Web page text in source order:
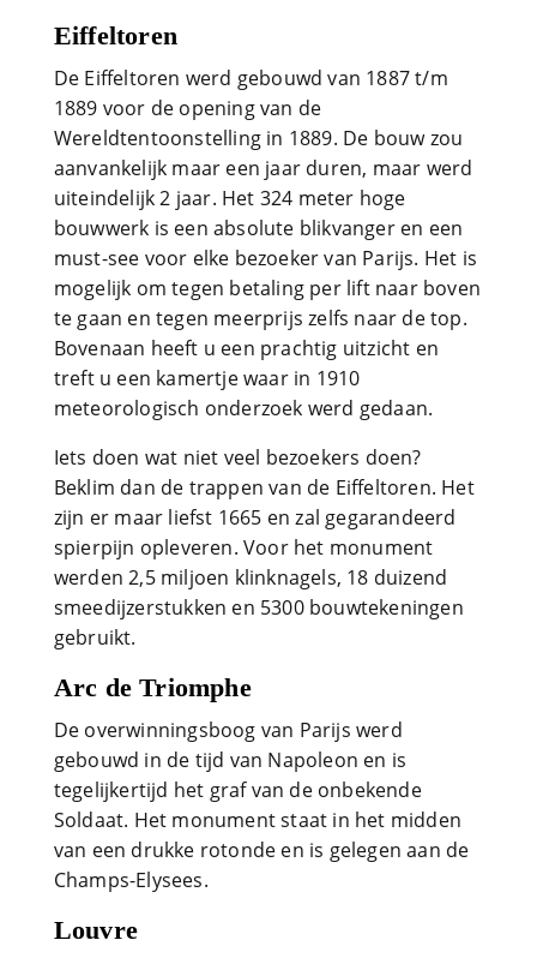
Eiffeltoren
De Eiffeltoren werd gebouwd van 1887 t/m
1889 voor de opening van de
Wereldtentoonstelling in 1889. De bouw zou
aanvankelijk maar een jaar duren, maar werd
uiteindelijk 2 jaar. Het 324 meter hoge
bouwwerk is een absolute blikvanger en een
must-see voor elke bezoeker van Parijs. Het is
mogelijk om tegen betaling per lift naar boven
te gaan en tegen meerprijs zelfs naar de top.
Bovenaan heeft u een prachtig uitzicht en
treft u een kamertje waar in 1910
meteorologisch onderzoek werd gedaan.
Iets doen wat niet veel bezoekers doen?
Beklim dan de trappen van de Eiffeltoren. Het
zijn er maar liefst 1665 en zal gegarandeerd
spierpijn opleveren. Voor het monument
werden 2,5 miljoen klinknagels, 18 duizend
smeedijzerstukken en 5300 bouwtekeningen
gebruikt.
Arc de Triomphe
De overwinningsboog van Parijs werd
gebouwd in de tijd van Napoleon en is
tegelijkertijd het graf van de onbekende
Soldaat. Het monument staat in het midden
van een drukke rotonde en is gelegen aan de
Champs-Elysees.
Louvre